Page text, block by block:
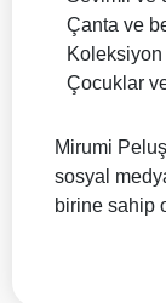
Çanta ve
Çocuklar
Mirumi
sosyal
birine sahip